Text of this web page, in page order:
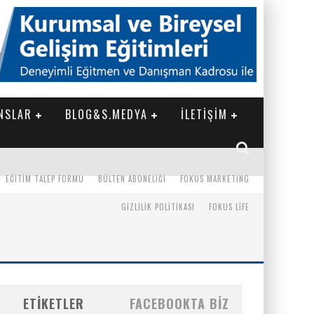
BLOG&S.MEDYA İLETİŞİM
FOKUS MARKETING
BÜLTEN ABONELIĞI
EĞITIM TALEP FORMU
FOKUS LIFE
GIZLILIK POLITIKASI
ETIKETLER FACEBOOKTA BIZ